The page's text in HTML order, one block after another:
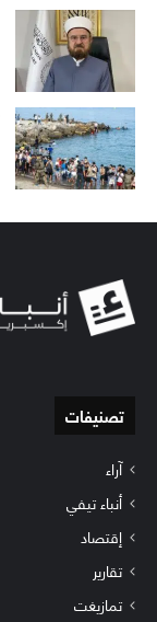
تصنيفات
آراء
أنباء تيفي
إقتصاد
تقارير
تمازيغت